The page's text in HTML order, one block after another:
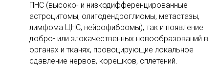
ПНС (высоко- и низкодифференцированные
астроцитомы, олигодендроглиомы, метастазы,
лимфома ЦНС, нейрофибромы), так и появление
добро- или злокачественных новообразований в
органах и тканях, провоцирующие локальное
сдавление нервов, корешков, сплетений.